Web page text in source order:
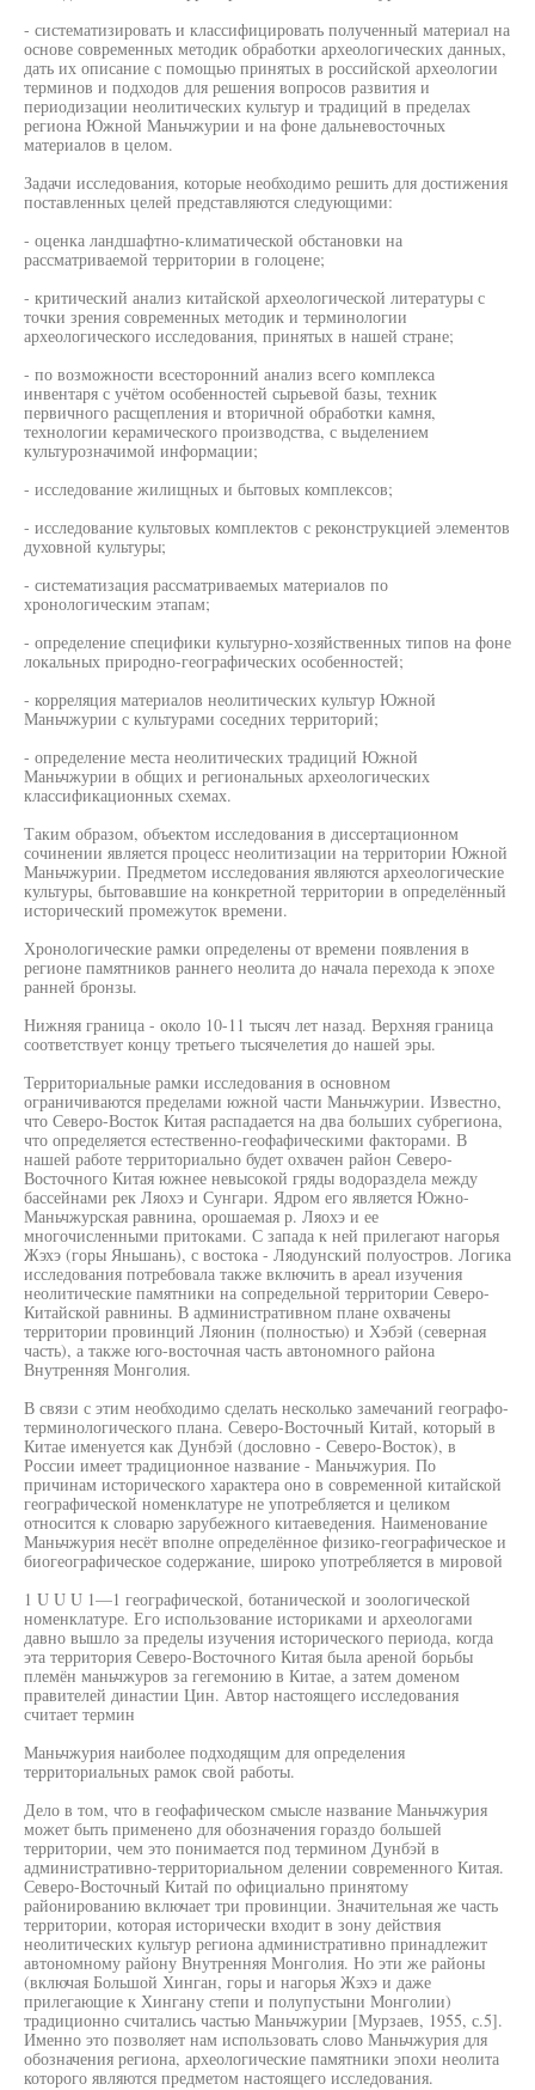
- систематизировать и классифицировать полученный материал на
основе современных методик обработки археологических данных,
дать их описание с помощью принятых в российской археологии
терминов и подходов для решения вопросов развития и
периодизации неолитических культур и традиций в пределах
региона Южной Маньчжурии и на фоне дальневосточных
материалов в целом.
Задачи исследования, которые необходимо решить для достижения
поставленных целей представляются следующими:
- оценка ландшафтно-климатической обстановки на
рассматриваемой территории в голоцене;
- критический анализ китайской археологической литературы с
точки зрения современных методик и терминологии
археологического исследования, принятых в нашей стране;
- по возможности всесторонний анализ всего комплекса
инвентаря с учётом особенностей сырьевой базы, техник
первичного расщепления и вторичной обработки камня,
технологии керамического производства, с выделением
культурозначимой информации;
- исследование жилищных и бытовых комплексов;
- исследование культовых комплектов с реконструкцией элементов
духовной культуры;
- систематизация рассматриваемых материалов по
хронологическим этапам;
- определение специфики культурно-хозяйственных типов на фоне
локальных природно-географических особенностей;
- корреляция материалов неолитических культур Южной
Маньчжурии с культурами соседних территорий;
- определение места неолитических традиций Южной
Маньчжурии в общих и региональных археологических
классификационных схемах.
Таким образом, объектом исследования в диссертационном
сочинении является процесс неолитизации на территории Южной
Маньчжурии. Предметом исследования являются археологические
культуры, бытовавшие на конкретной территории в определённый
исторический промежуток времени.
Хронологические рамки определены от времени появления в
регионе памятников раннего неолита до начала перехода к эпохе
ранней бронзы.
Нижняя граница - около 10-11 тысяч лет назад. Верхняя граница
соответствует концу третьего тысячелетия до нашей эры.
Территориальные рамки исследования в основном
ограничиваются пределами южной части Маньчжурии. Известно,
что Северо-Восток Китая распадается на два больших субрегиона,
что определяется естественно-геофафическими факторами. В
нашей работе территориально будет охвачен район Северо-
Восточного Китая южнее невысокой гряды водораздела между
бассейнами рек Ляохэ и Сунгари. Ядром его является Южно-
Маньчжурская равнина, орошаемая р. Ляохэ и ее
многочисленными притоками. С запада к ней прилегают нагорья
Жэхэ (горы Яньшань), с востока - Ляодунский полуостров. Логика
исследования потребовала также включить в ареал изучения
неолитические памятники на сопредельной территории Северо-
Китайской равнины. В административном плане охвачены
территории провинций Ляонин (полностью) и Хэбэй (северная
часть), а также юго-восточная часть автономного района
Внутренняя Монголия.
В связи с этим необходимо сделать несколько замечаний географо-
терминологического плана. Северо-Восточный Китай, который в
Китае именуется как Дунбэй (дословно - Северо-Восток), в
России имеет традиционное название - Маньчжурия. По
причинам исторического характера оно в современной китайской
географической номенклатуре не употребляется и целиком
относится к словарю зарубежного китаеведения. Наименование
Маньчжурия несёт вполне определённое физико-географическое и
биогеографическое содержание, широко употребляется в мировой
1 U U U 1—1 географической, ботанической и зоологической
номенклатуре. Его использование историками и археологами
давно вышло за пределы изучения исторического периода, когда
эта территория Северо-Восточного Китая была ареной борьбы
племён маньчжуров за гегемонию в Китае, а затем доменом
правителей династии Цин. Автор настоящего исследования
считает термин
Маньчжурия наиболее подходящим для определения
территориальных рамок свой работы.
Дело в том, что в геофафическом смысле название Маньчжурия
может быть применено для обозначения гораздо большей
территории, чем это понимается под термином Дунбэй в
административно-территориальном делении современного Китая.
Северо-Восточный Китай по официально принятому
районированию включает три провинции. Значительная же часть
территории, которая исторически входит в зону действия
неолитических культур региона административно принадлежит
автономному району Внутренняя Монголия. Но эти же районы
(включая Большой Хинган, горы и нагорья Жэхэ и даже
прилегающие к Хингану степи и полупустыни Монголии)
традиционно считались частью Маньчжурии [Мурзаев, 1955, с.5].
Именно это позволяет нам использовать слово Маньчжурия для
обозначения региона, археологические памятники эпохи неолита
которого являются предметом настоящего исследования.